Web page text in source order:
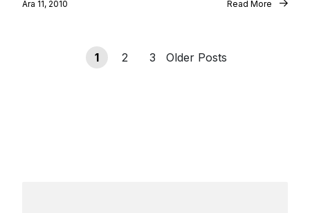
Ara 11, 2010 Read More
1 2 3 Older Posts